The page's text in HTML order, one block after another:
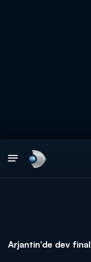
Arjantin'de dev